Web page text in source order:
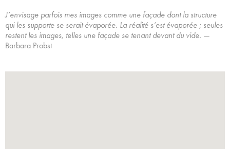
J’envisage parfois mes images comme une façade dont la structure
qui les supporte se serait évaporée. La réalité s’est évaporée ; seules
restent les images, telles une façade se tenant devant du vide. —
Barbara Probst